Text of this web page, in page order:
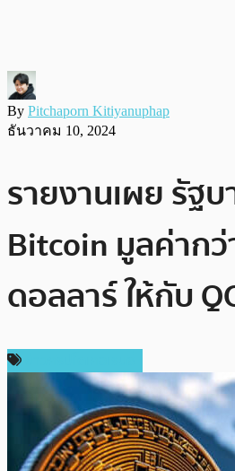
By Pitchaporn Kitiyanuphap
ธันวาคม 10, 2024
รายงานเผย รัฐ
Bitcoin มูลค่าก
ดอลลาร์ ให้กับ